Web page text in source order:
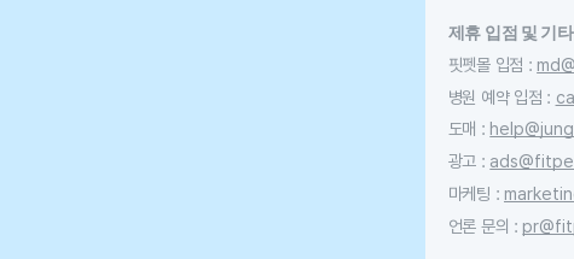
제휴 입점 및 기
핏펫몰 입점 :
병원 예약 입점 :
도매 :
광고 :
마케팅 :
언론 문의 :